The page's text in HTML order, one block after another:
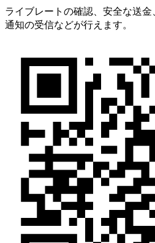
ライブレートの確認、安全な送金
通知の受信などが行えます。